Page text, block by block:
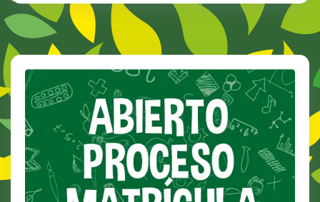
Las
Familias!
De
La
Naturaleza